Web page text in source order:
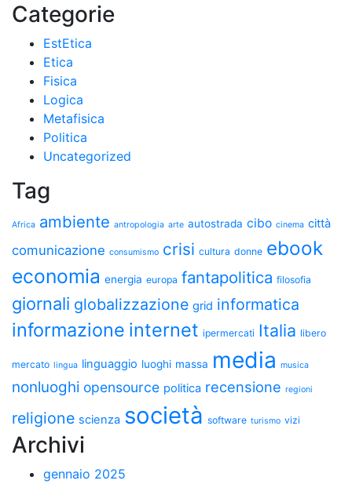
Categorie
EstEtica
Etica
Fisica
Logica
Metafisica
Politica
Uncategorized
Tag
Africa ambiente antropologia arte autostrada cibo cinema città
comunicazione consumismo crisi cultura donne ebook
economia energia europa fantapolitica filosofia
giornali globalizzazione grid informatica
informazione internet ipermercati Italia libero
mercato lingua linguaggio luoghi massa media musica
nonluoghi opensource politica recensione regioni
religione scienza società software turismo vizi
Archivi
gennaio 2025